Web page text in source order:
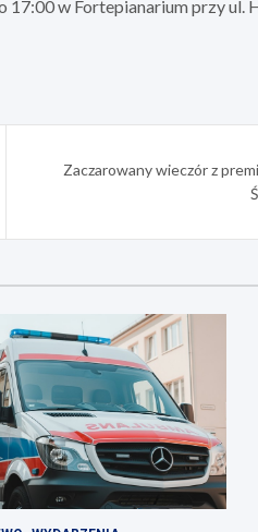
w Fortepianarium przy ul.
Zaczarowany wieczór z